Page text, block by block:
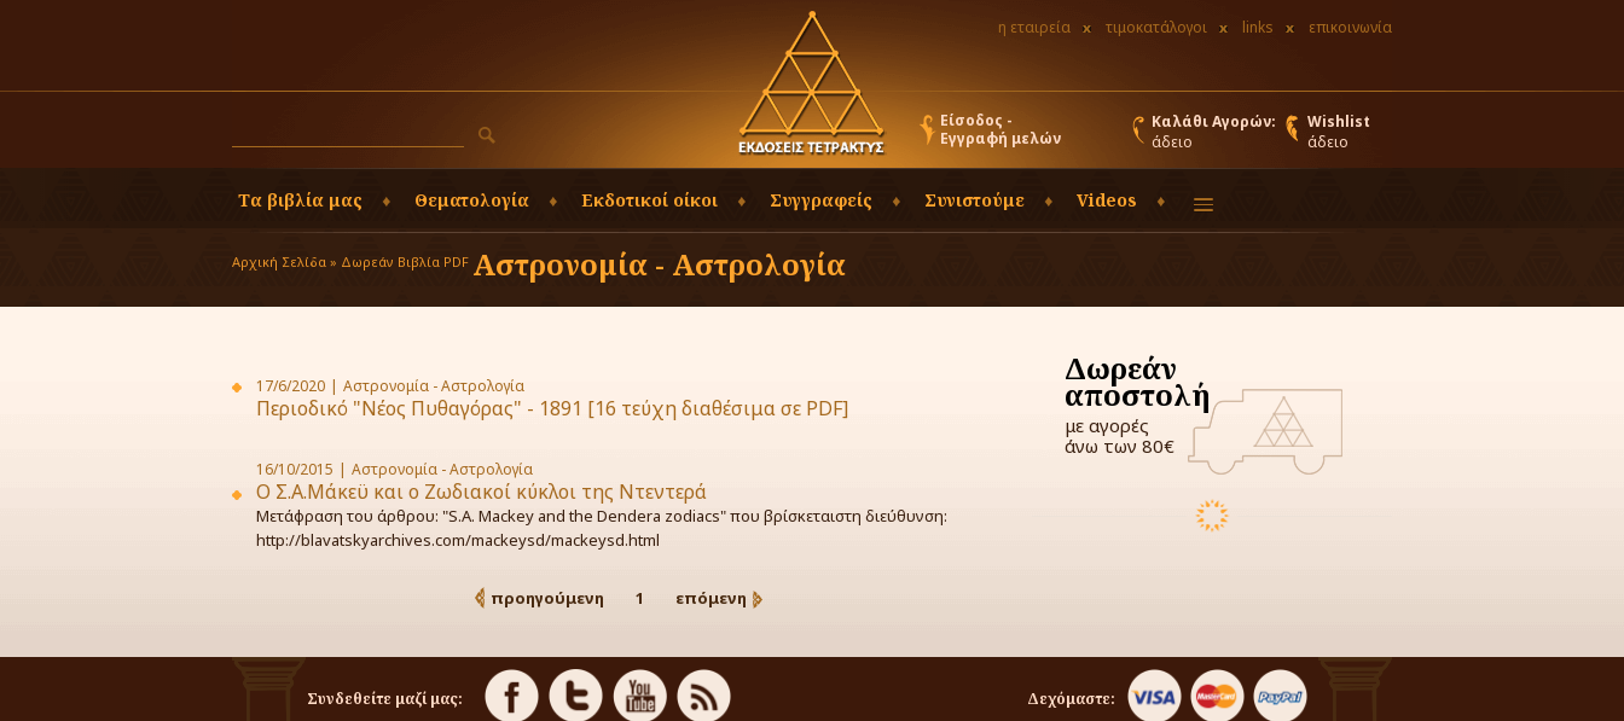
η εταιρεία τιμοκατάλογοι links επικοινωνία
Είσοδος -
Εγγραφή μελών
Καλάθι Αγορών:
άδειο
Wishlist
άδειο
Τα βιβλία μας Θεματολογία Εκδοτικοί οίκοι Συγγραφείς Συνιστούμε Videos
Αρχική Σελίδα » Δωρεάν Βιβλία PDF Αστρονομία - Αστρολογία
17/6/2020 | Αστρονομία - Αστρολογία
Περιοδικό "Νέος Πυθαγόρας" - 1891 [16 τεύχη διαθέσιμα σε PDF]
16/10/2015 | Αστρονομία - Αστρολογία
O Σ.A.Μάκεϋ και ο Ζωδιακοί κύκλοι της Ντεντερά
Μετάφραση του άρθρου: "S.A. Mackey and the Dendera zodiacs" που βρίσκεταιστη διεύθυνση:
http://blavatskyarchives.com/mackeysd/mackeysd.html
προηγούμενη 1 επόμενη
Δωρεάν
αποστολή
με αγορές
άνω των 80€
Συνδεθείτε μαζί μας: Δεχόμαστε: